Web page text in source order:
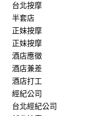
台北按摩
半套店
正妹按摩
正妹按摩
酒店應徵
酒店兼差
酒店打工
經紀公司
台北經紀公司